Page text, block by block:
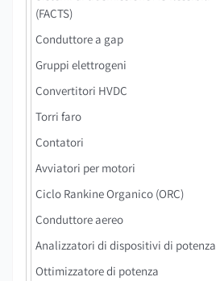
(FACTS)
Conduttore a gap
Gruppi elettrogeni
Convertitori HVDC
Torri faro
Contatori
Avviatori per motori
Ciclo Rankine Organico (ORC)
Conduttore aereo
Analizzatori di dispositivi di potenza
Ottimizzatore di potenza